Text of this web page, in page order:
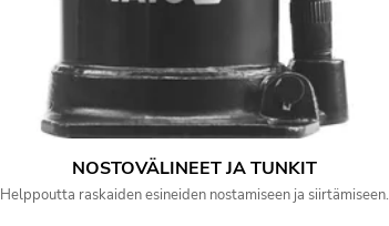
NOSTOVÄLINEET JA TUNKIT
Helppoutta raskaiden esineiden nostamiseen ja siirtämiseen.